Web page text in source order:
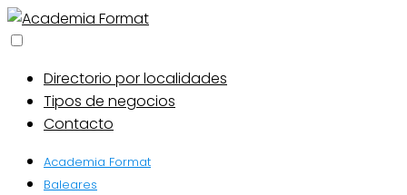
Directorio por localidades
Tipos de negocios
Contacto
Academia Format
Baleares